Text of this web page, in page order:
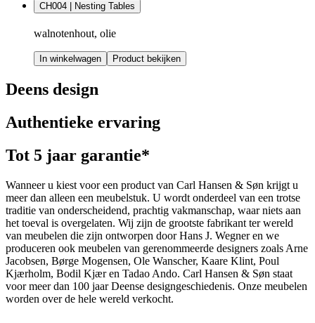
CH004 | Nesting Tables
walnotenhout, olie
In winkelwagen Product bekijken
Deens design
Authentieke ervaring
Tot 5 jaar garantie*
Wanneer u kiest voor een product van Carl Hansen & Søn krijgt u
meer dan alleen een meubelstuk. U wordt onderdeel van een trotse
traditie van onderscheidend, prachtig vakmanschap, waar niets aan
het toeval is overgelaten. Wij zijn de grootste fabrikant ter wereld
van meubelen die zijn ontworpen door Hans J. Wegner en we
produceren ook meubelen van gerenommeerde designers zoals Arne
Jacobsen, Børge Mogensen, Ole Wanscher, Kaare Klint, Poul
Kjærholm, Bodil Kjær en Tadao Ando. Carl Hansen & Søn staat
voor meer dan 100 jaar Deense designgeschiedenis. Onze meubelen
worden over de hele wereld verkocht.